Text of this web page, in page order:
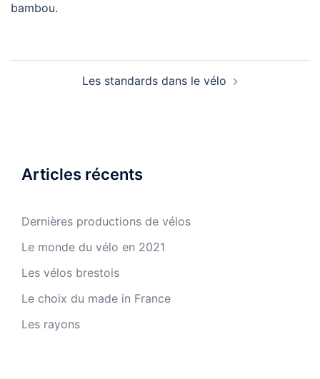
bambou.
Les standards dans le vélo
Articles récents
Dernières productions de vélos
Le monde du vélo en 2021
Les vélos brestois
Le choix du made in France
Les rayons